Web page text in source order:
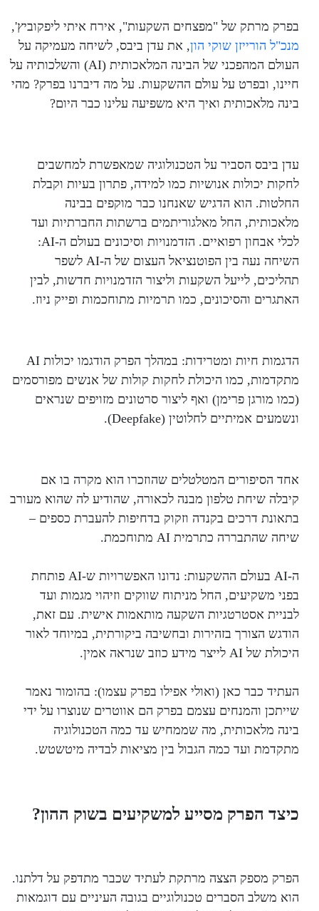
המניות
בעשור
הקרוב?
ביבס
בפרק מרתק של "מפצחים השקעות", אירח איתי ליפקוביץ',
מנכ"ל הורייזן שוקי הון, את עדן ביבס, לשיחה מעמיקה על
העולם המהפכני של הבינה המלאכותית (AI) והשלכותיה על
חיינו, ובפרט על עולם ההשקעות. על מה דיברנו בפרק? מהי
בינה מלאכותית ואיך היא משפיעה עלינו כבר היום?
עדן ביבס הסביר על הטכנולוגיה שמאפשרת למחשבים
לחקות יכולות אנושיות כמו למידה, פתרון בעיות וקבלת
החלטות. הוא הדגיש שאנחנו כבר מוקפים בבינה
מלאכותית, החל מאלגוריתמים ברשתות החברתיות ועד
לכלי אבחון רפואיים. הזדמנויות וסיכונים בעולם ה-AI:
השיחה נעה בין הפוטנציאל העצום של ה-AI לשפר
תהליכים, לייעל השקעות וליצור הזדמנויות חדשות, לבין
האתגרים והסיכונים, כמו תרמיות מתוחכמות ופייק ניוז.
הדגמות חיות ומטרידות: במהלך הפרק הודגמו יכולות AI
מתקדמות, כמו היכולת לחקות קולות של אנשים מפורסמים
(כמו מורגן פרימן) ואף ליצור סרטונים מזויפים שנראים
ונשמעים אמיתיים לחלוטין (Deepfake).
אחד הסיפורים המטלטלים שהוזכרו הוא מקרה בו אם
קיבלה שיחת טלפון מבנה לכאורה, שהודיע לה שהוא מעורב
בתאונת דרכים בקנדה וזקוק בדחיפות להעברת כספים –
שיחה שהתבררה כתרמית AI מתוחכמת.
ה-AI בעולם ההשקעות: נדונו האפשרויות ש-AI פותחת
בפני משקיעים, החל מניתוח שווקים וזיהוי מגמות ועד
לבניית אסטרטגיות השקעה מותאמות אישית. עם זאת,
הודגש הצורך בזהירות ובחשיבה ביקורתית, במיוחד לאור
היכולת של AI לייצר מידע כוזב שנראה אמין.
העתיד כבר כאן (ואולי אפילו בפרק עצמו): בהומור נאמר
שייתכן והמנחים עצמם בפרק הם אווטרים שנוצרו על ידי
בינה מלאכותית, מה שממחיש עד כמה הטכנולוגיה
מתקדמת ועד כמה הגבול בין מציאות לבדיה מיטשטש.
כיצד הפרק מסייע למשקיעים בשוק ההון?
הפרק מספק הצצה מרתקת לעתיד שכבר מתדפק על דלתנו.
הוא משלב הסברים טכנולוגיים בגובה העיניים עם דוגמאות